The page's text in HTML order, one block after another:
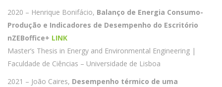
2020 – Henrique Bonifácio, Balanço de Energia Consumo-
Produção e Indicadores de Desempenho do Escritório
nZEBoffice+ LINK
Master’s Thesis in Energy and Environmental Engineering |
Faculdade de Ciências – Universidade de Lisboa
2021 – João Caires, Desempenho térmico de uma